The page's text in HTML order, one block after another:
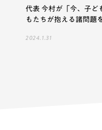
代表 今村が「今、子ど
もたちが抱える諸問題
2024.1.31